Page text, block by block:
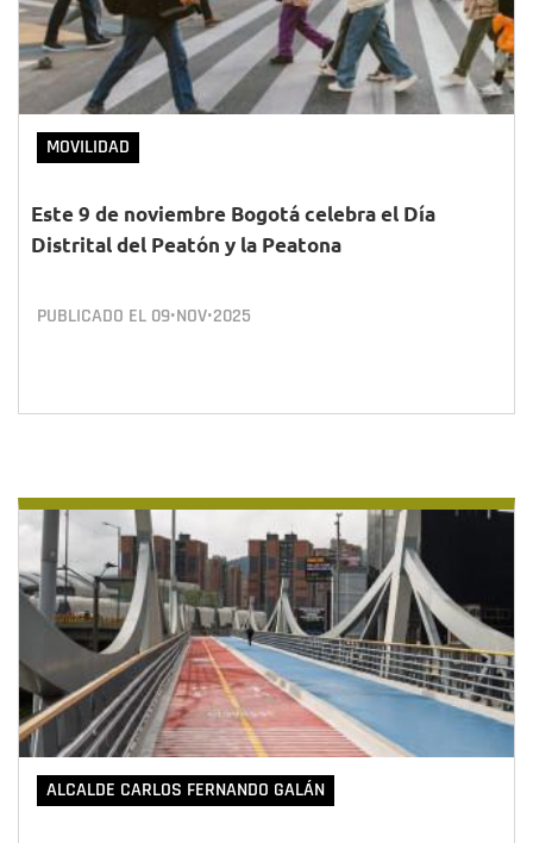
MOVILIDAD
Este 9 de noviembre Bogotá celebra el Día
Distrital del Peatón y la Peatona
PUBLICADO EL 09•NOV•2025
ALCALDE CARLOS FERNANDO GALÁN